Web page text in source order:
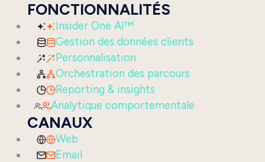
FONCTIONNALITÉS
Insider One AI™
Gestion des données clients
Personnalisation
Orchestration des parcours
Reporting & insights
Analytique comportementale
CANAUX
Web
Email